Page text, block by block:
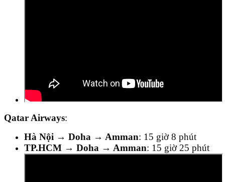
Qatar Airways:
Hà Nội → Doha → Amman: 15 giờ 8 phút
TP.HCM → Doha → Amman: 15 giờ 25 phút